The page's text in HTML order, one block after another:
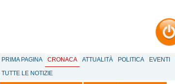
PRIMA PAGINA CRONACA ATTUALITÀ POLITICA EVENTI
TUTTE LE NOTIZIE